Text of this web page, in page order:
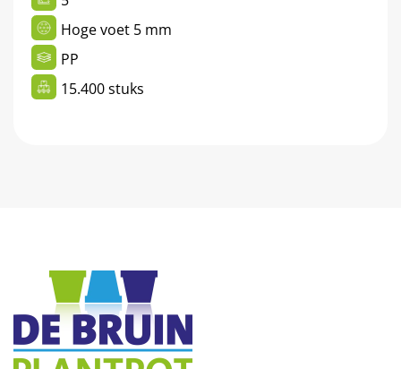
Hoge voet 5 mm
PP
15.400 stuks